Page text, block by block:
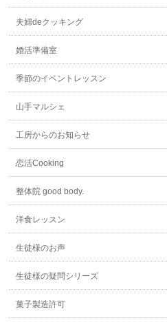
夫婦deクッキング
婚活準備室
季節のイベントレッスン
山手マルシェ
工房からのお知らせ
恋活Cooking
整体院 good body.
洋食レッスン
生徒様のお声
生徒様の疑問シリーズ
菓子製造許可